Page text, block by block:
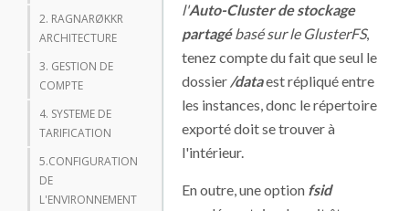
2. RAGNARØKKR
ARCHITECTURE
3. GESTION DE
COMPTE
4. SYSTEME DE
TARIFICATION
5.CONFIGURATION
DE
L'ENVIRONNEMENT
l'Auto-Cluster de stockage
partagébasé sur le GlusterFS,
tenez compte du fait que seul le
dossier /dataest répliqué entre
les instances, donc le répertoire
exporté doit se trouver à
l'intérieur.
En outre, une option fsid